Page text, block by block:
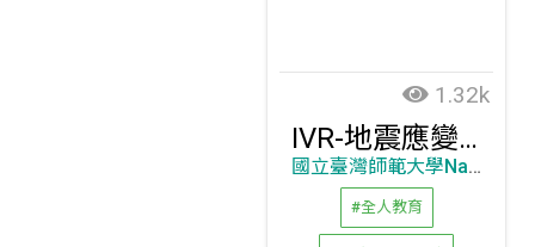
1.32k
IVR-地震應變逃生訓練系統
國立臺灣師範大學National Taiwan Normal University
#全人教育